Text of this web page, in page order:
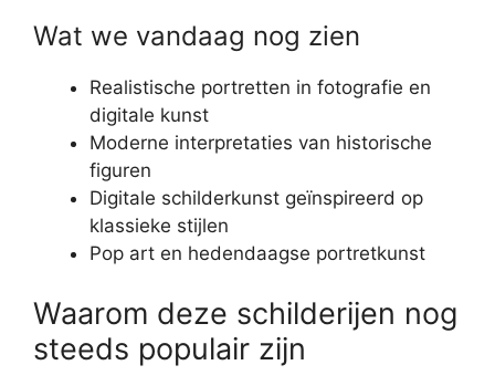
Wat we vandaag nog zien
Realistische portretten in fotografie en
digitale kunst
Moderne interpretaties van historische
figuren
Digitale schilderkunst geïnspireerd op
klassieke stijlen
Pop art en hedendaagse portretkunst
Waarom deze schilderijen nog
steeds populair zijn